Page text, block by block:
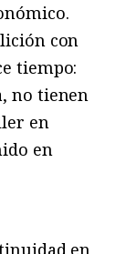
con
tiempo:
no tienen
en
en
en